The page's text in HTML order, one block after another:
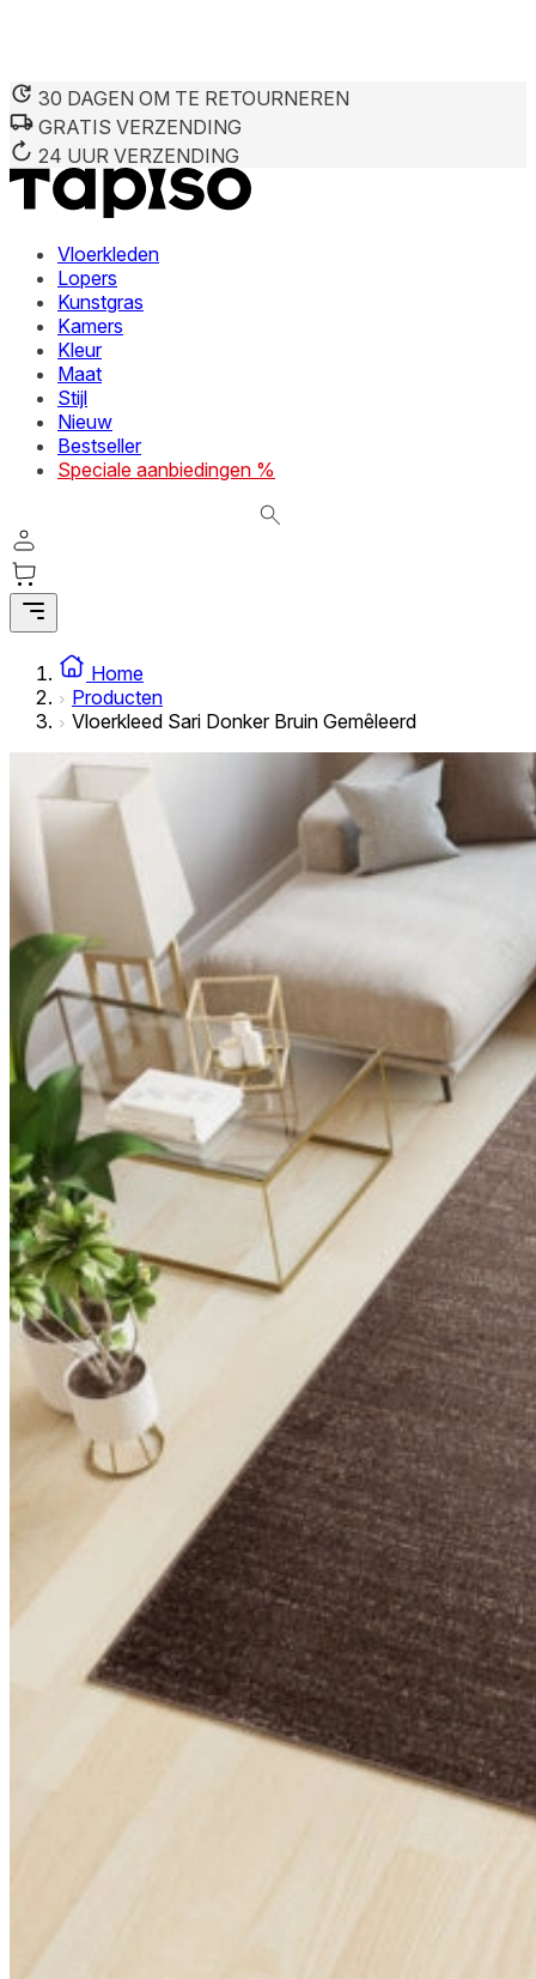
30 DAGEN OM TE RETOURNEREN
GRATIS VERZENDING
24 UUR VERZENDING
Vloerkleden
Lopers
Kunstgras
Kamers
Kleur
Maat
Stijl
Nieuw
Bestseller
Speciale aanbiedingen %
Home
Producten
Vloerkleed Sari Donker Bruin Gemêleerd
We gebruiken cookies om inhoud en advertenties te
deze informatie combineren met andere gegevens die u
diensten.
Noodzakelijk
Noodzakelijke cookies zijn essentieel voor de
verandert, zoals uw voorkeurstaal of de regio waar u zich
interessant zijn voor de individuele gebruiker en
Niet-geclassificeerde cookies zijn cookies die in het